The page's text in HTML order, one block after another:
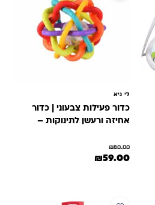
לי גיא
כדור פעילות צבעוני | כדור
אחיזה ורעשן לתינוקות –
₪80.00
המחיר המקורי היה: ₪80.00.
₪59.00